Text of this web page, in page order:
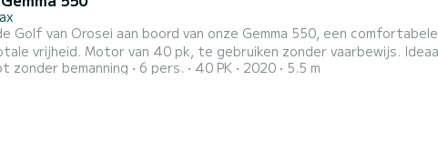
Golf van Orosei aan boord van onze Gemma 550, een
vrijheid. Motor van 40 pk, te gebruiken zonder vaarbewijs.
baaien willen verkennen zoals Cala Mariolu, Cala Goloritzé en
zonder bemanning 6 pers. 40 PK 2020 5.5 m